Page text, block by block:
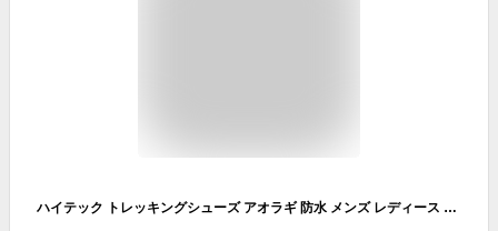
ハイテック トレッキングシューズ アオラギ 防水 メンズ レディース 登山靴 スニーカー ウォーキングシューズ ハイカット HI-TEC AORAKI CLASSIC WP HKU13 送料無料